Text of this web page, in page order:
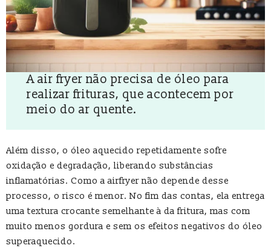
A air fryer não precisa de óleo para
realizar frituras, que acontecem por
meio do ar quente.
Além disso, o óleo aquecido repetidamente sofre
oxidação e degradação, liberando substâncias
inflamatórias. Como a airfryer não depende desse
processo, o risco é menor. No fim das contas, ela entrega
uma textura crocante semelhante à da fritura, mas com
muito menos gordura e sem os efeitos negativos do óleo
superaquecido.